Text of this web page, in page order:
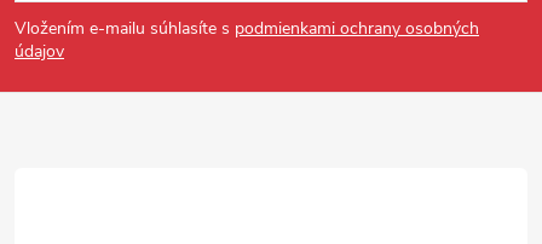
Vložením e-mailu súhlasíte s podmienkami ochrany osobných
údajov